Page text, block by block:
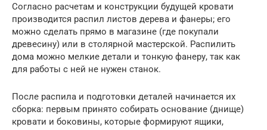
Согласно расчетам и конструкции будущей кровати
производится распил листов дерева и фанеры; его
можно сделать прямо в магазине (где покупали
древесину) или в столярной мастерской. Распилить
дома можно мелкие детали и тонкую фанеру, так как
для работы с ней не нужен станок.
После распила и подготовки деталей начинается их
сборка: первым принято собирать основание (днище)
кровати и боковины, которые формируют ящики,